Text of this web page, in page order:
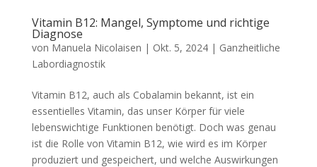
Vitamin B12: Mangel, Symptome und richtige
Diagnose
von Manuela Nicolaisen | Okt. 5, 2024| Ganzheitliche
Labordiagnostik
Vitamin B12, auch als Cobalamin bekannt, ist ein
essentielles Vitamin, das unser Körper für viele
lebenswichtige Funktionen benötigt. Doch was genau
ist die Rolle von Vitamin B12, wie wird es im Körper
produziert und gespeichert, und welche Auswirkungen